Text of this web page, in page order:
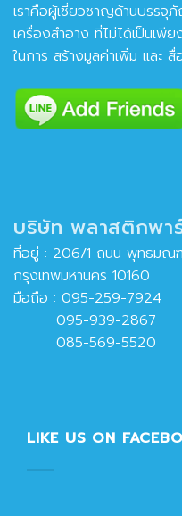
เราคือผู้เชี่ยวชาญด้านบรรจุ
เครื่องสำอาง ที่ไม่ได้เป็นเพี
ในการ สร้างมูลค่าเพิ่ม และ
บริษัท พลาสติกพา
ที่อยู่ : 206/1 ถนน พุทธมณฑ
กรุงเทพมหานคร 10160
มือถือ : 095-259-7924
095-939-2867
085-569-5520
LIKE US ON